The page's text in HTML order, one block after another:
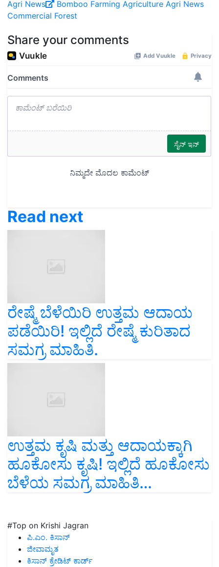
Agri News Bomboo Farming Agriculture Agri News
Commercial Forest
Share your comments
Read next
ರೇಷ್ಮೆ ಬೆಳೆಯಿರಿ ಉತ್ತಮ ಆದಾಯ
ಪಡೆಯಿರಿ! ಇಲ್ಲಿದೆ ರೇಷ್ಮೆ ಕುರಿತಾದ
ಸಮಗ್ರ ಮಾಹಿತಿ.
ಉತ್ತಮ ಕೃಷಿ ಮತ್ತು ಆದಾಯಕ್ಕಾಗಿ
ಹೂಕೋಸು ಕೃಷಿ! ಇಲ್ಲಿದೆ ಹೂಕೋಸು
ಬೆಳೆಯ ಸಮಗ್ರ ಮಾಹಿತಿ…
#Top on Krishi Jagran
ಪಿ.ಎಂ. ಕಿಸಾನ್
ಜೀವಾಮೃತ
ಕಿಸಾನ್ ಕ್ರೇಡಿಟ್ ಕಾರ್ಡ್